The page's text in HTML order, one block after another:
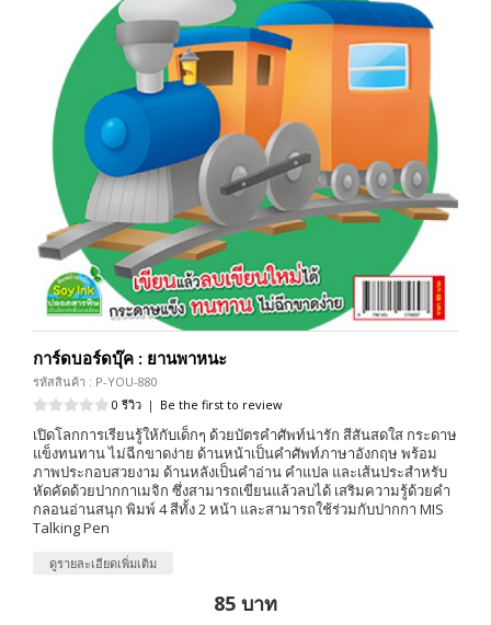
การ์ดบอร์ดบุ๊ค : ยานพาหนะ
รหัสสินค้า : P-YOU-880
0 รีวิว | Be the first to review
เปิดโลกการเรียนรู้ให้กับเด็กๆ ด้วยบัตรคำศัพท์น่ารัก สีสันสดใส กระดาษ
แข็งทนทาน ไม่ฉีกขาดง่าย ด้านหน้าเป็นคำศัพท์ภาษาอังกฤษ พร้อม
ภาพประกอบสวยงาม ด้านหลังเป็นคำอ่าน คำแปล และเส้นประสำหรับ
หัดคัดด้วยปากกาเมจิก ซึ่งสามารถเขียนแล้วลบได้ เสริมความรู้ด้วยคำ
กลอนอ่านสนุก พิมพ์ 4 สีทั้ง 2 หน้า และสามารถใช้ร่วมกับปากกา MIS
Talking Pen
ดูรายละเอียดเพิ่มเติม
85 บาท